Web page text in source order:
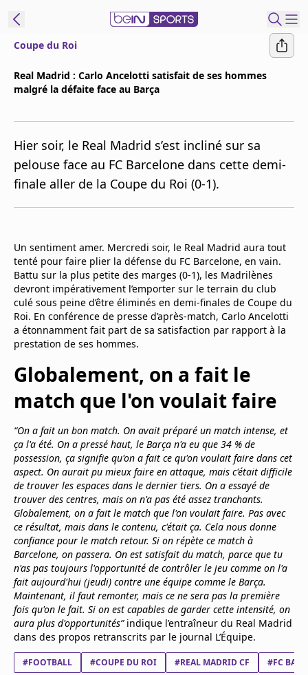
Replays
Podcasts
En Direct
Contactez nous
Grille TV
beINSPIRED
CGU
Mentions légales
Cookies
Protection des données
Paramétrer mon consentement
Coupe du Roi
Real Madrid : Carlo Ancelotti satisfait de ses hommes
malgré la défaite face au Barça
Hier soir, le Real Madrid s’est incliné sur sa
pelouse face au FC Barcelone dans cette demi-
finale aller de la Coupe du Roi (0-1).
Un sentiment amer. Mercredi soir, le Real Madrid aura tout
tenté pour faire plier la défense du FC Barcelone, en vain.
Battu sur la plus petite des marges (0-1), les Madrilènes
devront impérativement l’emporter sur le terrain du club
culé sous peine d’être éliminés en demi-finales de Coupe du
Roi. En conférence de presse d’après-match, Carlo Ancelotti
a étonnamment fait part de sa satisfaction par rapport à la
prestation de ses hommes.
Globalement, on a fait le
match que l'on voulait faire
“On a fait un bon match. On avait préparé un match intense, et
ça l'a été. On a pressé haut, le Barça n'a eu que 34 % de
possession, ça signifie qu'on a fait ce qu'on voulait faire dans cet
aspect. On aurait pu mieux faire en attaque, mais c'était difficile
de trouver les espaces dans le dernier tiers. On a essayé de
trouver des centres, mais on n'a pas été assez tranchants.
Globalement, on a fait le match que l'on voulait faire. Pas avec
ce résultat, mais dans le contenu, c'était ça. Cela nous donne
confiance pour le match retour. Si on répète ce match à
Barcelone, on passera. On est satisfait du match, parce que tu
n'as pas toujours l'opportunité de contrôler le jeu comme on l'a
fait aujourd'hui (jeudi) contre une équipe comme le Barça.
Maintenant, il faut remonter, mais ce ne sera pas la première
fois qu'on le fait. Si on est capables de garder cette intensité, on
aura plus d'opportunités”indique l’entraîneur du Real Madrid
dans des propos retranscrits par le journal L’Équipe.
#FOOTBALL #COUPE DU ROI #REAL MADRID CF #FC